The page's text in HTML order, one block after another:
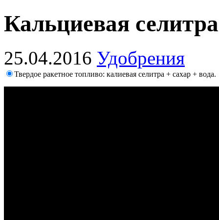
Кальциевая селитра
25.04.2016 Удобрения
Твердое ракетное топливо: калиевая селитра + сахар + вода.